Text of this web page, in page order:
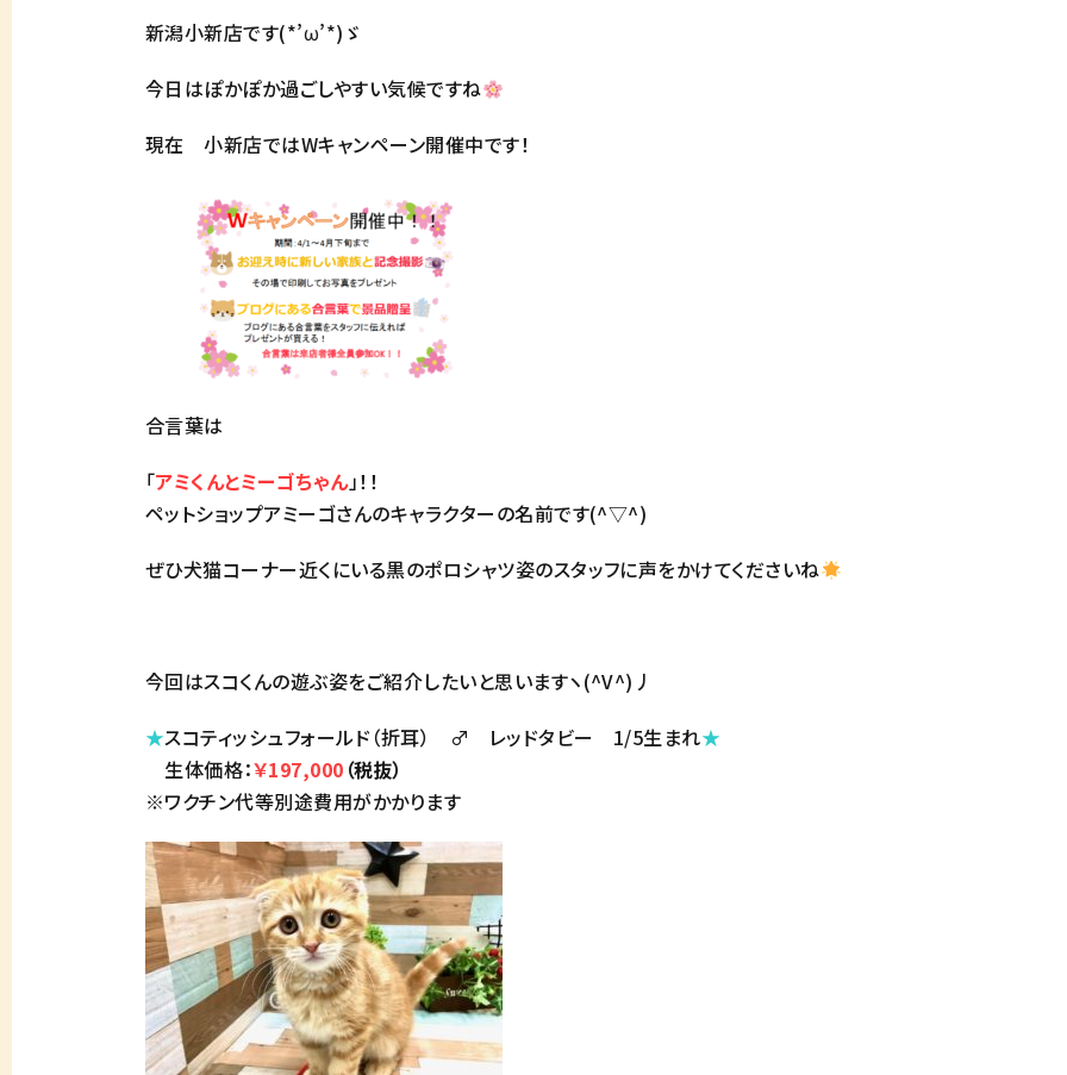
新潟小新店です(*’ω’*)ゞ
今日はぽかぽか過ごしやすい気候ですね
現在 小新店ではWキャンペーン開催中です！
合言葉は
「アミくんとミーゴちゃん」！！
ペットショップアミーゴさんのキャラクターの名前です(^▽^)
ぜひ犬猫コーナー近くにいる黒のポロシャツ姿のスタッフに声をかけてくださいね
今回はスコくんの遊ぶ姿をご紹介したいと思いますヽ(^V^)丿
★スコティッシュフォールド（折耳） ♂ レッドタビー 1/5生まれ★
生体価格：￥197,000 （税抜）
※ワクチン代等別途費用がかかります